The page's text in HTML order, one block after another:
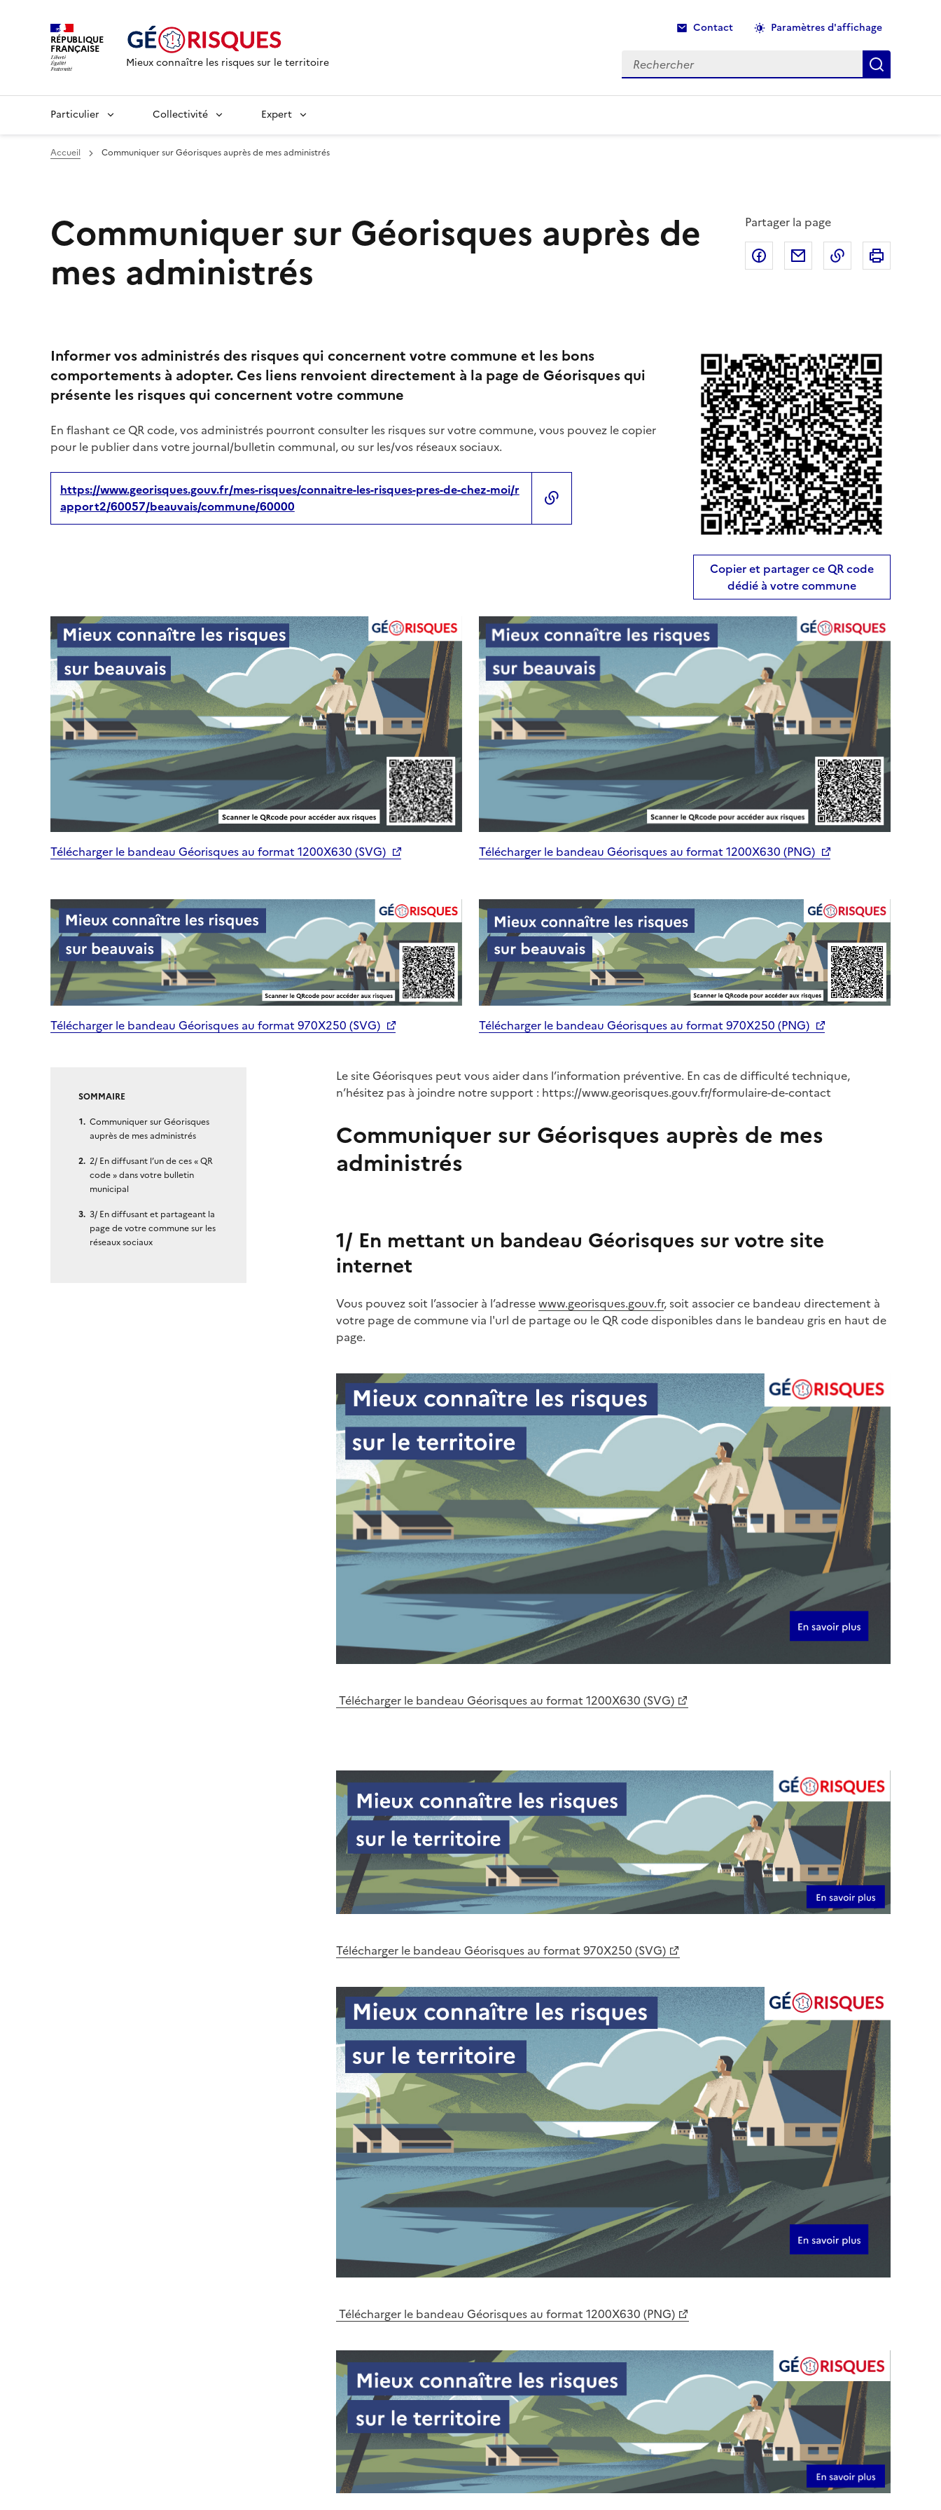
RÉPUBLIQUE
FRANÇAISE
Mieux connaître les risques sur le territoire
Contact Paramètres d'affichage
Rechercher Recherche
Particulier Collectivité Expert
Accueil Communiquer sur Géorisques auprès de mes administrés
Communiquer sur Géorisques auprès de
mes administrés
Partager la page
Partager sur Facebook
Partager par email
Copier dans le
Informer vos administrés des risques qui concernent votre commune et les bons
comportements à adopter. Ces liens renvoient directement à la page de Géorisques qui
présente les risques qui concernent votre commune
En flashant ce QR code, vos administrés pourront consulter les risques sur votre commune, vous pouvez le copier
pour le publier dans votre journal/bulletin communal, ou sur les/vos réseaux sociaux.
https://www.georisques.gouv.fr/mes-risques/connaitre-les-risques-pres-de-chez-moi/r
apport2/60057/beauvais/commune/60000
Copier et partager ce QR code
dédié à votre commune
Télécharger le bandeau Géorisques au format 1200X630 (SVG) Télécharger le bandeau Géorisques au format 1200X630 (PNG)
Télécharger le bandeau Géorisques au format 970X250 (SVG) Télécharger le bandeau Géorisques au format 970X250 (PNG)
SOMMAIRE
Communiquer sur Géorisques
auprès de mes administrés
2/ En diffusant l’un de ces « QR
code » dans votre bulletin
municipal
3/ En diffusant et partageant la
page de votre commune sur les
réseaux sociaux
Le site Géorisques peut vous aider dans l’information préventive. En cas de difficulté technique,
n’hésitez pas à joindre notre support : https://www.georisques.gouv.fr/formulaire-de-contact
Communiquer sur Géorisques auprès de mes
administrés
1/ En mettant un bandeau Géorisques sur votre site
internet
Vous pouvez soit l’associer à l’adressewww.georisques.gouv.fr, soit associer ce bandeau directement à
votre page de commune via l'url de partage ou le QR code disponibles dans le bandeau gris en haut de
page.
Télécharger le bandeau Géorisques au format 1200X630 (SVG)
Télécharger le bandeau Géorisques au format 970X250 (SVG)
Télécharger le bandeau Géorisques au format 1200X630 (PNG)